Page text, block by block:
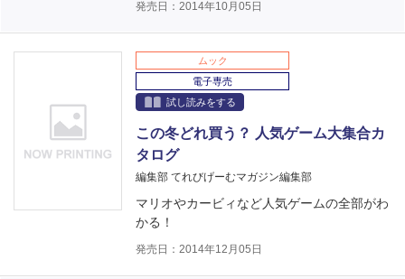
発売日：2014年10月05日
ムック
電子専売
試し読みをする
この冬どれ買う？ 人気ゲーム大集合カ
タログ
編集部 てれびげーむマガジン編集部
マリオやカービィなど人気ゲームの全部がわ
かる！
発売日：2014年12月05日